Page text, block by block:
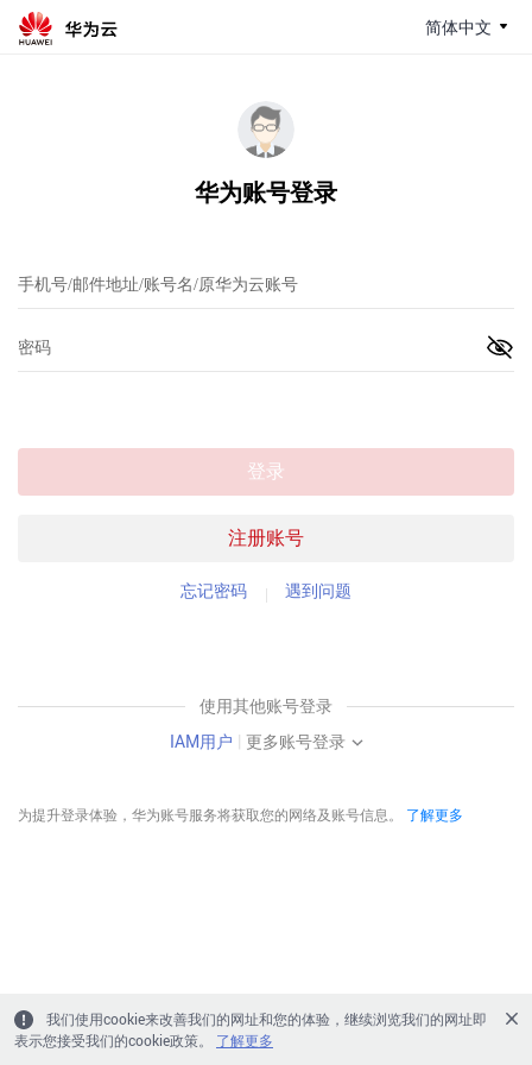
简体中文
华为账号登录
注册账号
登录
忘记密码 遇到问题
使用其他账号登录
IAM用户 | 更多账号登录
为提升登录体验，华为账号服务将获取您的网络及账号信息。 了解更多
我们使用cookie来改善我们的网址和您的体验，继续浏览我们的网址即
表示您接受我们的cookie政策。
了解更多